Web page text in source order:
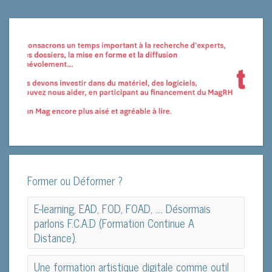
Former ou Déformer ?
E-learning, EAD, FOD, FOAD, …. Désormais
parlons F.C.A.D (Formation Continue A
Distance).
E-learning, EAD, FOD, FOAD, …. Désormais
Une formation artistique digitale comme outil